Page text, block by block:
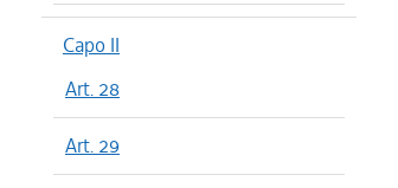
Capo II
Art. 28
Art. 29